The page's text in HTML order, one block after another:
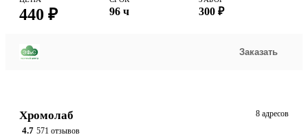
440 ₽ 96 ч 300 ₽
Заказать
Хромолаб
4.7 571 отзывов
8 адресов